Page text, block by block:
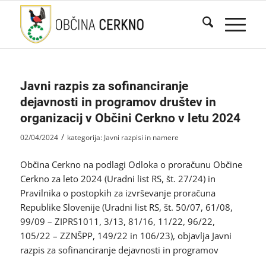
Javni razpis za sofinanciranje
dejavnosti in programov društev in
organizacij v Občini Cerkno v letu 2024
02/04/2024 / kategorija: Javni razpisi in namere
Občina Cerkno na podlagi Odloka o proračunu Občine
Cerkno za leto 2024 (Uradni list RS, št. 27/24) in
Pravilnika o postopkih za izvrševanje proračuna
Republike Slovenije (Uradni list RS, št. 50/07, 61/08,
99/09 – ZIPRS1011, 3/13, 81/16, 11/22, 96/22,
105/22 – ZZNŠPP, 149/22 in 106/23), objavlja Javni
razpis za sofinanciranje dejavnosti in programov